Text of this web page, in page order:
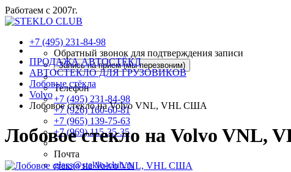
Работаем с 2007г.
+7 (495) 231-84-98
Обратный звонок для подтверждения записи
Запись на прием (мы перезвоним)
Телефон
+7 (495) 231-84-98
+7 (926) 160-60-81
+7 (965) 139-75-63
+7 (969) 115-35-35
Почта
glass@steklo-club.ru
ПРОДАЖА АВТОСТЁКЛ
АВТОСТЕКЛО ДЛЯ ГРУЗОВИКОВ
Лобовые стёкла
Volvo
Лобовое стекло на Volvo VNL, VHL США
Лобовое стекло на Volvo VNL,